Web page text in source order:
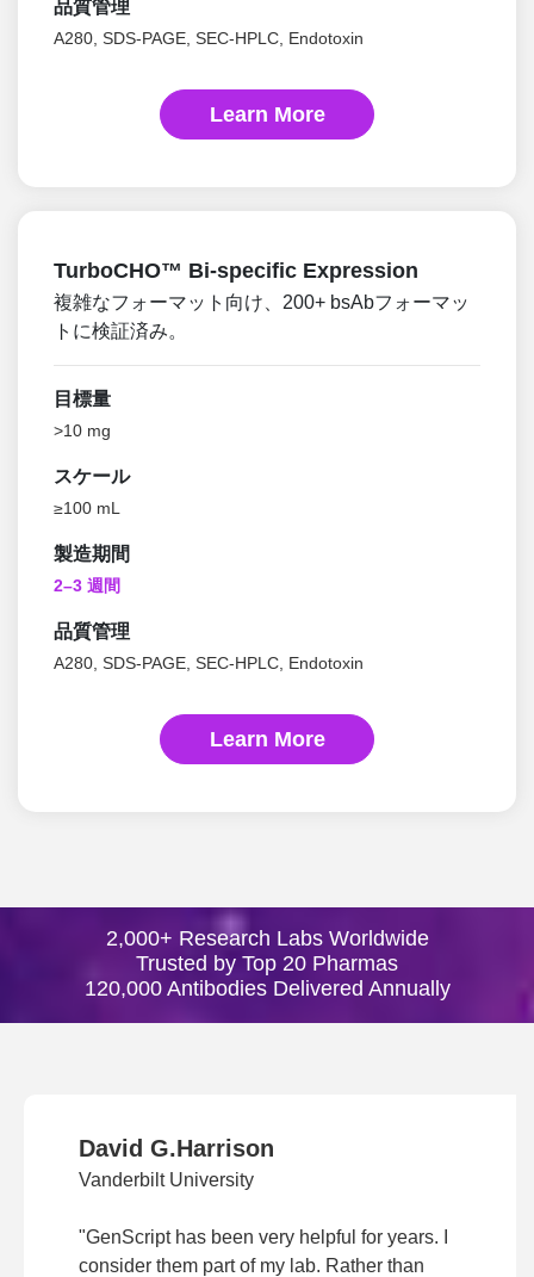
品質管理
A280, SDS-PAGE, SEC-HPLC, Endotoxin
Learn More
TurboCHO™ Bi-specific Expression
複雑なフォーマット向け、200+ bsAbフォーマッ
トに検証済み。
目標量
>10 mg
スケール
≥100 mL
製造期間
2–3 週間
品質管理
A280, SDS-PAGE, SEC-HPLC, Endotoxin
Learn More
2,000+ Research Labs Worldwide
Trusted by Top 20 Pharmas
120,000 Antibodies Delivered Annually
David G.Harrison
Vanderbilt University
"GenScript has been very helpful for years. I
consider them part of my lab. Rather than